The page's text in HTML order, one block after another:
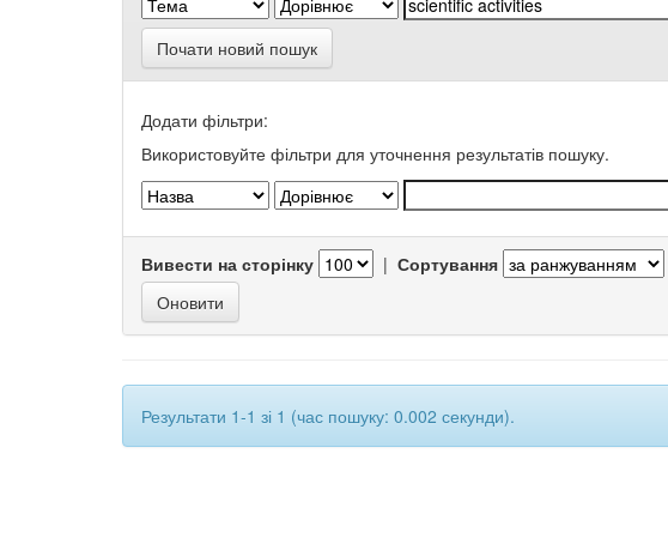
Почати новий пошук
Додати фільтри:
Використовуйте фільтри для уточнення результатів пошуку.
Вивести на сторінку | Сортування
Результати 1-1 зі 1 (час пошуку: 0.002 секунди).